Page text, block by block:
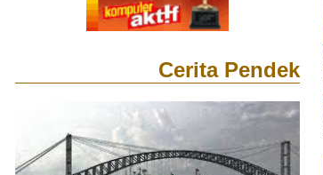
Cerita Pendek